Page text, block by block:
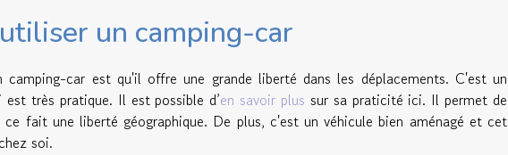
un camping-car
camping-car est qu'il offre une grande liberté dans les déplacements. C'est un
très pratique. Il est possible d’en savoir plus sur sa praticité ici. Il permet de
fait une liberté géographique. De plus, c'est un véhicule bien aménagé et cet
soi.